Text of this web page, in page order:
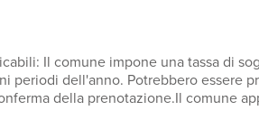
Il comune impone una tassa di
periodi dell'anno. Potrebbero essere
della prenotazione.Il comune